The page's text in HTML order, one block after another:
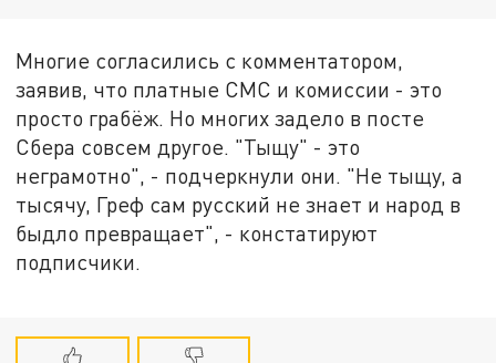
Многие согласились с комментатором,
заявив, что платные СМС и комиссии - это
просто грабёж. Но многих задело в посте
Сбера совсем другое. "Тыщу" - это
неграмотно", - подчеркнули они. "Не тыщу, а
тысячу, Греф сам русский не знает и народ в
быдло превращает", - констатируют
подписчики.